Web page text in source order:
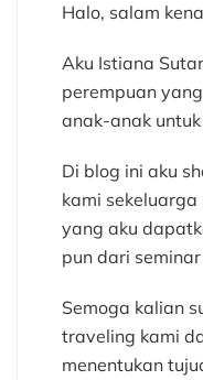
Halo, salam
Aku Istiana
perempuan
anak-anak
Di blog ini aku
kami
yang aku
pun dari
Semoga kalian
traveling kami
menentukan